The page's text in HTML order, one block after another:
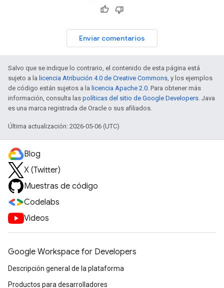
Enviar comentarios
Salvo que se indique lo contrario, el contenido de esta página está
sujeto a la licencia Atribución 4.0 de Creative Commons, y los ejemplos
de código están sujetos a la licencia Apache 2.0. Para obtener más
información, consulta las políticas del sitio de Google Developers. Java
es una marca registrada de Oracle o sus afiliados.
Última actualización: 2026-05-06 (UTC)
Blog
X (Twitter)
Muestras de código
Codelabs
Videos
Google Workspace for Developers
Descripción general de la plataforma
Productos para desarrolladores